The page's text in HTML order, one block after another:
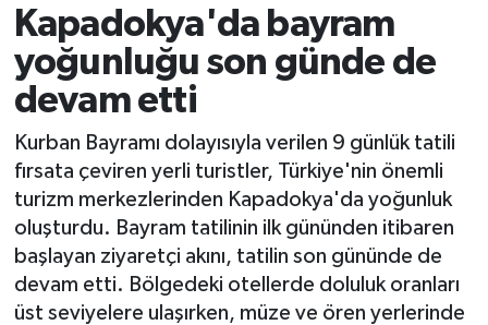
Kapadokya'da bayram
yoğunluğu son günde de
devam etti
Kurban Bayramı dolayısıyla verilen 9 günlük tatili
fırsata çeviren yerli turistler, Türkiye'nin önemli
turizm merkezlerinden Kapadokya'da yoğunluk
oluşturdu. Bayram tatilinin ilk gününden itibaren
başlayan ziyaretçi akını, tatilin son gününde de
devam etti. Bölgedeki otellerde doluluk oranları
üst seviyelere ulaşırken, müze ve ören yerlerinde
Güncel
Haberde insan
Kültür - Sanat
Magazin
Mersin
Haber Arşivi